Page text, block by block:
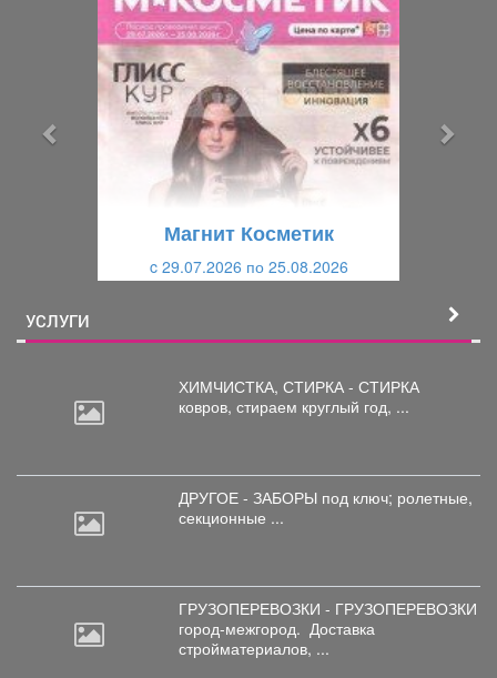
Магнит Косметик
c 29.07.2026 по 25.08.2026
УСЛУГИ
ХИМЧИСТКА, СТИРКА - СТИРКА
ковров, стираем круглый год, ...
ДРУГОЕ - ЗАБОРЫ под ключ; ролетные,
секционные ...
ГРУЗОПЕРЕВОЗКИ - ГРУЗОПЕРЕВОЗКИ
город-межгород. Доставка
стройматериалов, ...